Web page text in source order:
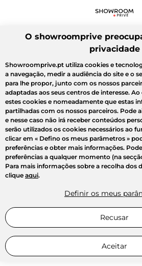
O showroomprive
privacidade
Showroomprive.pt utiliza cookies e
a navegação, medir a audiência do site e o
para lhe propor, junto com os nossos
adaptadas aos seus centros de interesse. Ao
estes cookies e nomeadamente que estas
partilhadas com os nossos parceiros. Pode
e nesse caso não irá receber conteúdos
serão utilizados os cookies necessários ao
clicar em « Defino os meus parâmetros »
preferências e obter mais informações.
preferências a qualquer momento (na
Para mais informações sobre a recolha dos
clique aqui.
Definir os meus
Recusar
Aceitar